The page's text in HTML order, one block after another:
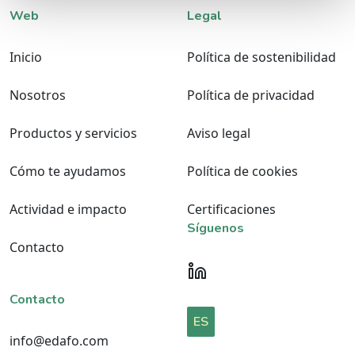
Web
Inicio
Nosotros
Productos y servicios
Cómo te ayudamos
Actividad e impacto
Contacto
Legal
Política de sostenibilidad
Política de privacidad
Aviso legal
Política de cookies
Certificaciones
Contacto
info@edafo.com
Síguenos
ES